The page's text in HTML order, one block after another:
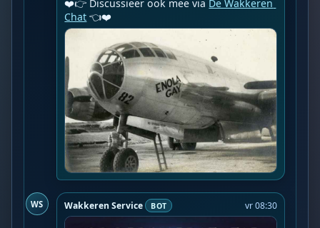
❤️👉 Discussieer ook mee via De Wakkeren
Chat 👈❤️
WS Wakkeren Service BOT vr 08:30